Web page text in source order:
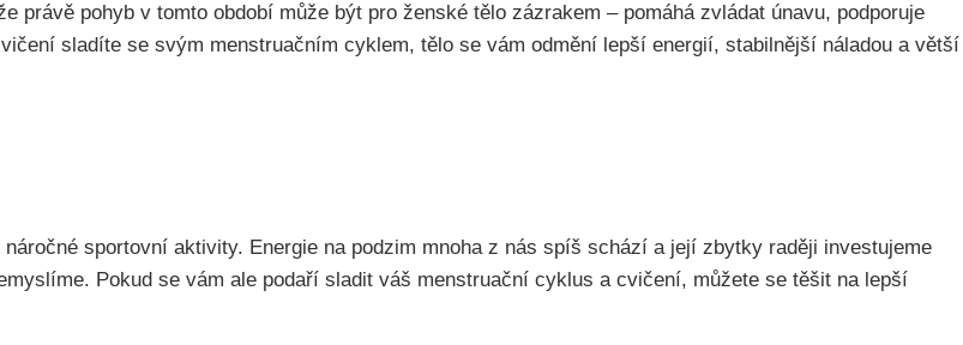
pohyb v tomto období může být pro ženské tělo zázrakem – pomáhá zvládat únavu, podporuje
sladíte se svým menstruačním cyklem, tělo se vám odmění lepší energií, stabilnější náladou a větší
sportovní aktivity. Energie na podzim mnoha z nás spíš schází a její zbytky raději investujeme
Pokud se vám ale podaří sladit váš menstruační cyklus a cvičení, můžete se těšit na lepší